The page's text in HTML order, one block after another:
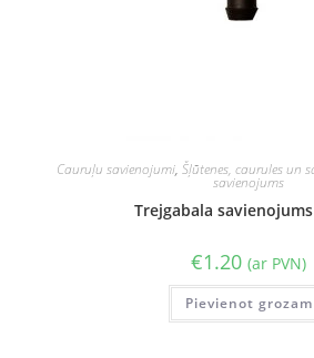
Cauruļu savienojumi, Šļūtenes, caurules un
savienojums
Trejgabala
€1.20 (ar PVN)
Pievienot grozam